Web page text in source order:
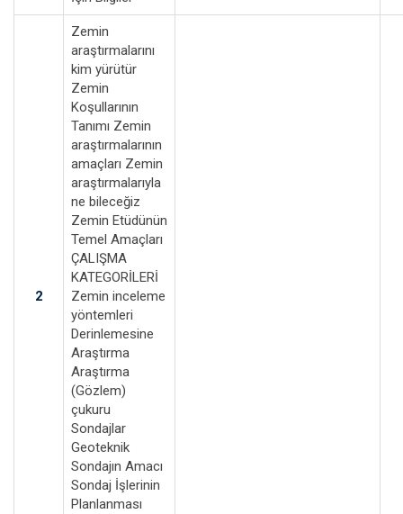
2
Zemin
araştırmalarını
kim yürütür
Zemin
Koşullarının
Tanımı Zemin
araştırmalarının
amaçları Zemin
araştırmalarıyla
ne bileceğiz
Zemin Etüdünün
Temel Amaçları
ÇALIŞMA
KATEGORİLERİ
Zemin inceleme
yöntemleri
Derinlemesine
Araştırma
Araştırma
(Gözlem)
çukuru
Sondajlar
Geoteknik
Sondajın Amacı
Sondaj İşlerinin
Planlanması